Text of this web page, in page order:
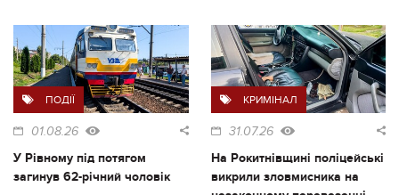
ПОДІЇ
01.08.26
У Рівному під потягом
загинув 62-річний чоловік
КРИМІНАЛ
31.07.26
На Рокитнівщині поліцейські
викрили зловмисника на